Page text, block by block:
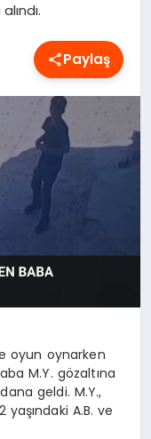
Paylaş
oyun oynarken
M.Y. gözaltına
geldi. M.Y.,
A.B. ve